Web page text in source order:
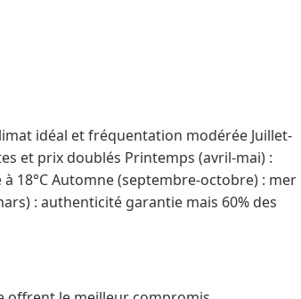
idéal et fréquentation modérée Juillet-
et prix doublés Printemps (avril-mai) :
18°C Automne (septembre-octobre) : mer
: authenticité garantie mais 60% des